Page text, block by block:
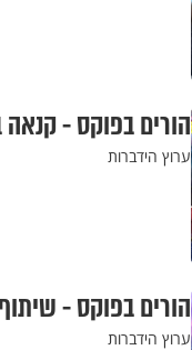
הורים בפוקס - קנאה
ערוץ הידברות
הורים בפוקס -
ערוץ הידברות